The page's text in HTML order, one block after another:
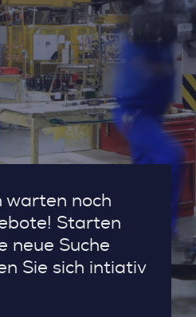
warten noch
Starten
neue Suche
Sie sich intiativ